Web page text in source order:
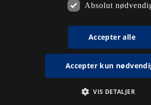
Absolut
Accepter alle
Accepter kun
VIS DETALJER